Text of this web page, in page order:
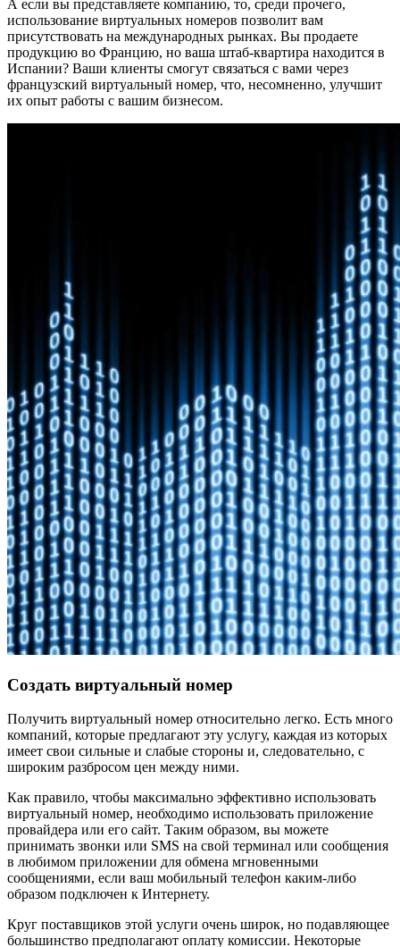
А если вы представляете компанию, то, среди прочего,
использование виртуальных номеров позволит вам
присутствовать на международных рынках. Вы продаете
продукцию во Францию, но ваша штаб-квартира находится в
Испании? Ваши клиенты смогут связаться с вами через
французский виртуальный номер, что, несомненно, улучшит
их опыт работы с вашим бизнесом.
Создать виртуальный номер
Получить виртуальный номер относительно легко. Есть много
компаний, которые предлагают эту услугу, каждая из которых
имеет свои сильные и слабые стороны и, следовательно, с
широким разбросом цен между ними.
Как правило, чтобы максимально эффективно использовать
виртуальный номер, необходимо использовать приложение
провайдера или его сайт. Таким образом, вы можете
принимать звонки или SMS на свой терминал или сообщения
в любимом приложении для обмена мгновенными
сообщениями, если ваш мобильный телефон каким-либо
образом подключен к Интернету.
Круг поставщиков этой услуги очень широк, но подавляющее
большинство предполагают оплату комиссии. Некоторые